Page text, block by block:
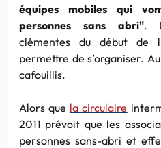
équipes mobiles qui
personnes sans abri".
clémentes du début de
permettre de s’organiser.
cafouillis.
Alors que la circulaire
2011 prévoit que les
personnes sans-abri et